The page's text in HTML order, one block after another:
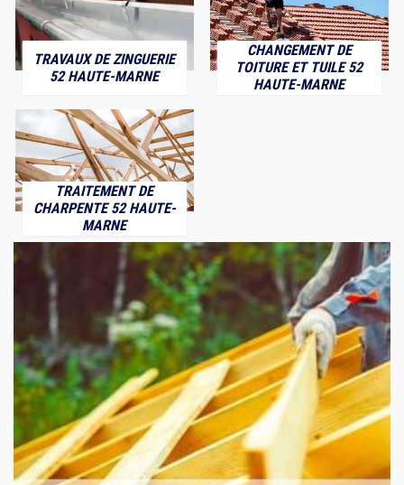
TRAVAUX DE ZINGUERIE
52 HAUTE-MARNE
CHANGEMENT DE
TOITURE ET TUILE 52
HAUTE-MARNE
TRAITEMENT DE
CHARPENTE 52 HAUTE-
MARNE